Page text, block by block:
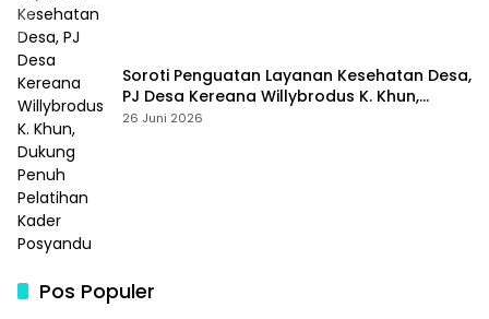
Soroti Penguatan Layanan Kesehatan Desa,
PJ Desa Kereana Willybrodus K. Khun,
Dukung Penuh Pelatihan Kader Posyandu
26 Juni 2026
Pos Populer